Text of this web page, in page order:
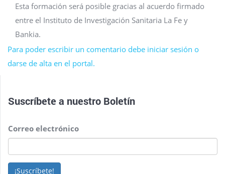
Esta formación será posible gracias al acuerdo firmado
entre el Instituto de Investigación Sanitaria La Fe y
Bankia.
Para poder escribir un comentario debe iniciar sesión o
darse de alta en el portal.
Suscríbete a nuestro Boletín
Correo electrónico
¡Suscríbete!